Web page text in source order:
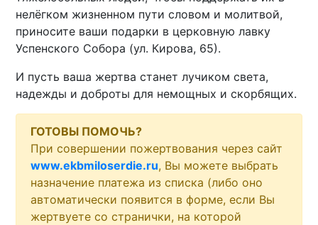
нелёгком жизненном пути словом и молитвой,
приносите ваши подарки в церковную лавку
Успенского Собора (ул. Кирова, 65).
И пусть ваша жертва станет лучиком света,
надежды и доброты для немощных и скорбящих.
ГОТОВЫ ПОМОЧЬ?
При совершении пожертвования через сайт
www.ekbmiloserdie.ru, Вы можете выбрать
назначение платежа из списка (либо оно
автоматически появится в форме, если Вы
жертвуете со странички, на которой